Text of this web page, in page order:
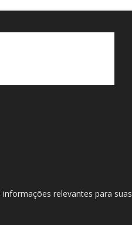
relevantes para suas